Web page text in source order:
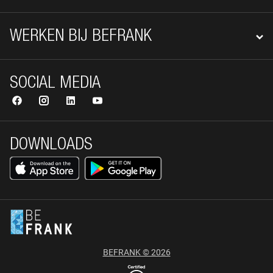
WERKEN BIJ BEFRANK
DOWNLOADS
SOCIAL MEDIA
BEFRANK © 2026